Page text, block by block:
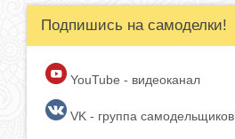
Подпишись на самоделки!
YouTube - видеоканал
VK - группа самодельщиков